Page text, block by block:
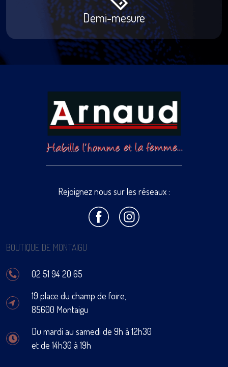
Demi-mesure
Rejoignez nous sur les réseaux :
BOUTIQUE DE MONTAIGU
02 51 94 20 65
19 place du champ de foire,
85600 Montaigu
Du mardi au samedi de 9h à 12h30
et de 14h30 à 19h